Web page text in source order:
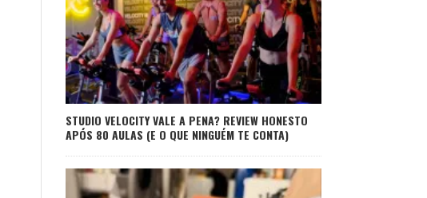
STUDIO VELOCITY VALE A PENA? REVIEW HONESTO
APÓS 80 AULAS (E O QUE NINGUÉM TE CONTA)